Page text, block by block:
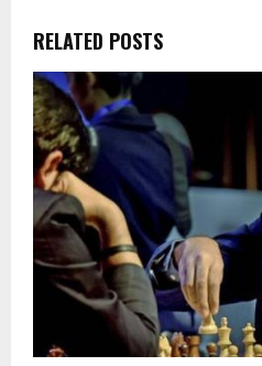
RELATED POSTS